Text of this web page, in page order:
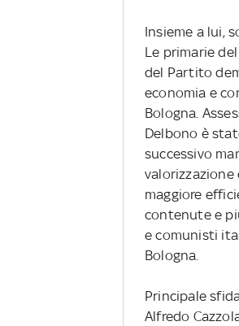
Insieme a lui,
Le primarie
del Partito
economia e
Bologna.
Delbono è
successivo
valorizzazione
maggiore
contenute e
e comunisti
Bologna.
Principale
Alfredo